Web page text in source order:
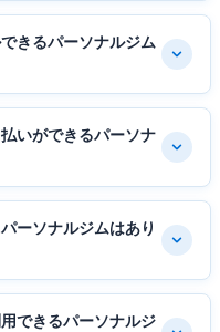
きるパーソナルジム
いができるパーソナ
ーソナルジムはあり
できるパーソナルジ